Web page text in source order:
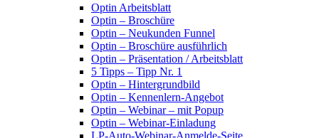
Optin Arbeitsblatt
Optin – Broschüre
Optin – Neukunden Funnel
Optin – Broschüre ausführlich
Optin – Präsentation / Arbeitsblatt
5 Tipps – Tipp Nr. 1
Optin – Hintergrundbild
Optin – Kennenlern-Angebot
Optin – Webinar – mit Popup
Optin – Webinar-Einladung
LP-Auto-Webinar-Anmelde-Seite